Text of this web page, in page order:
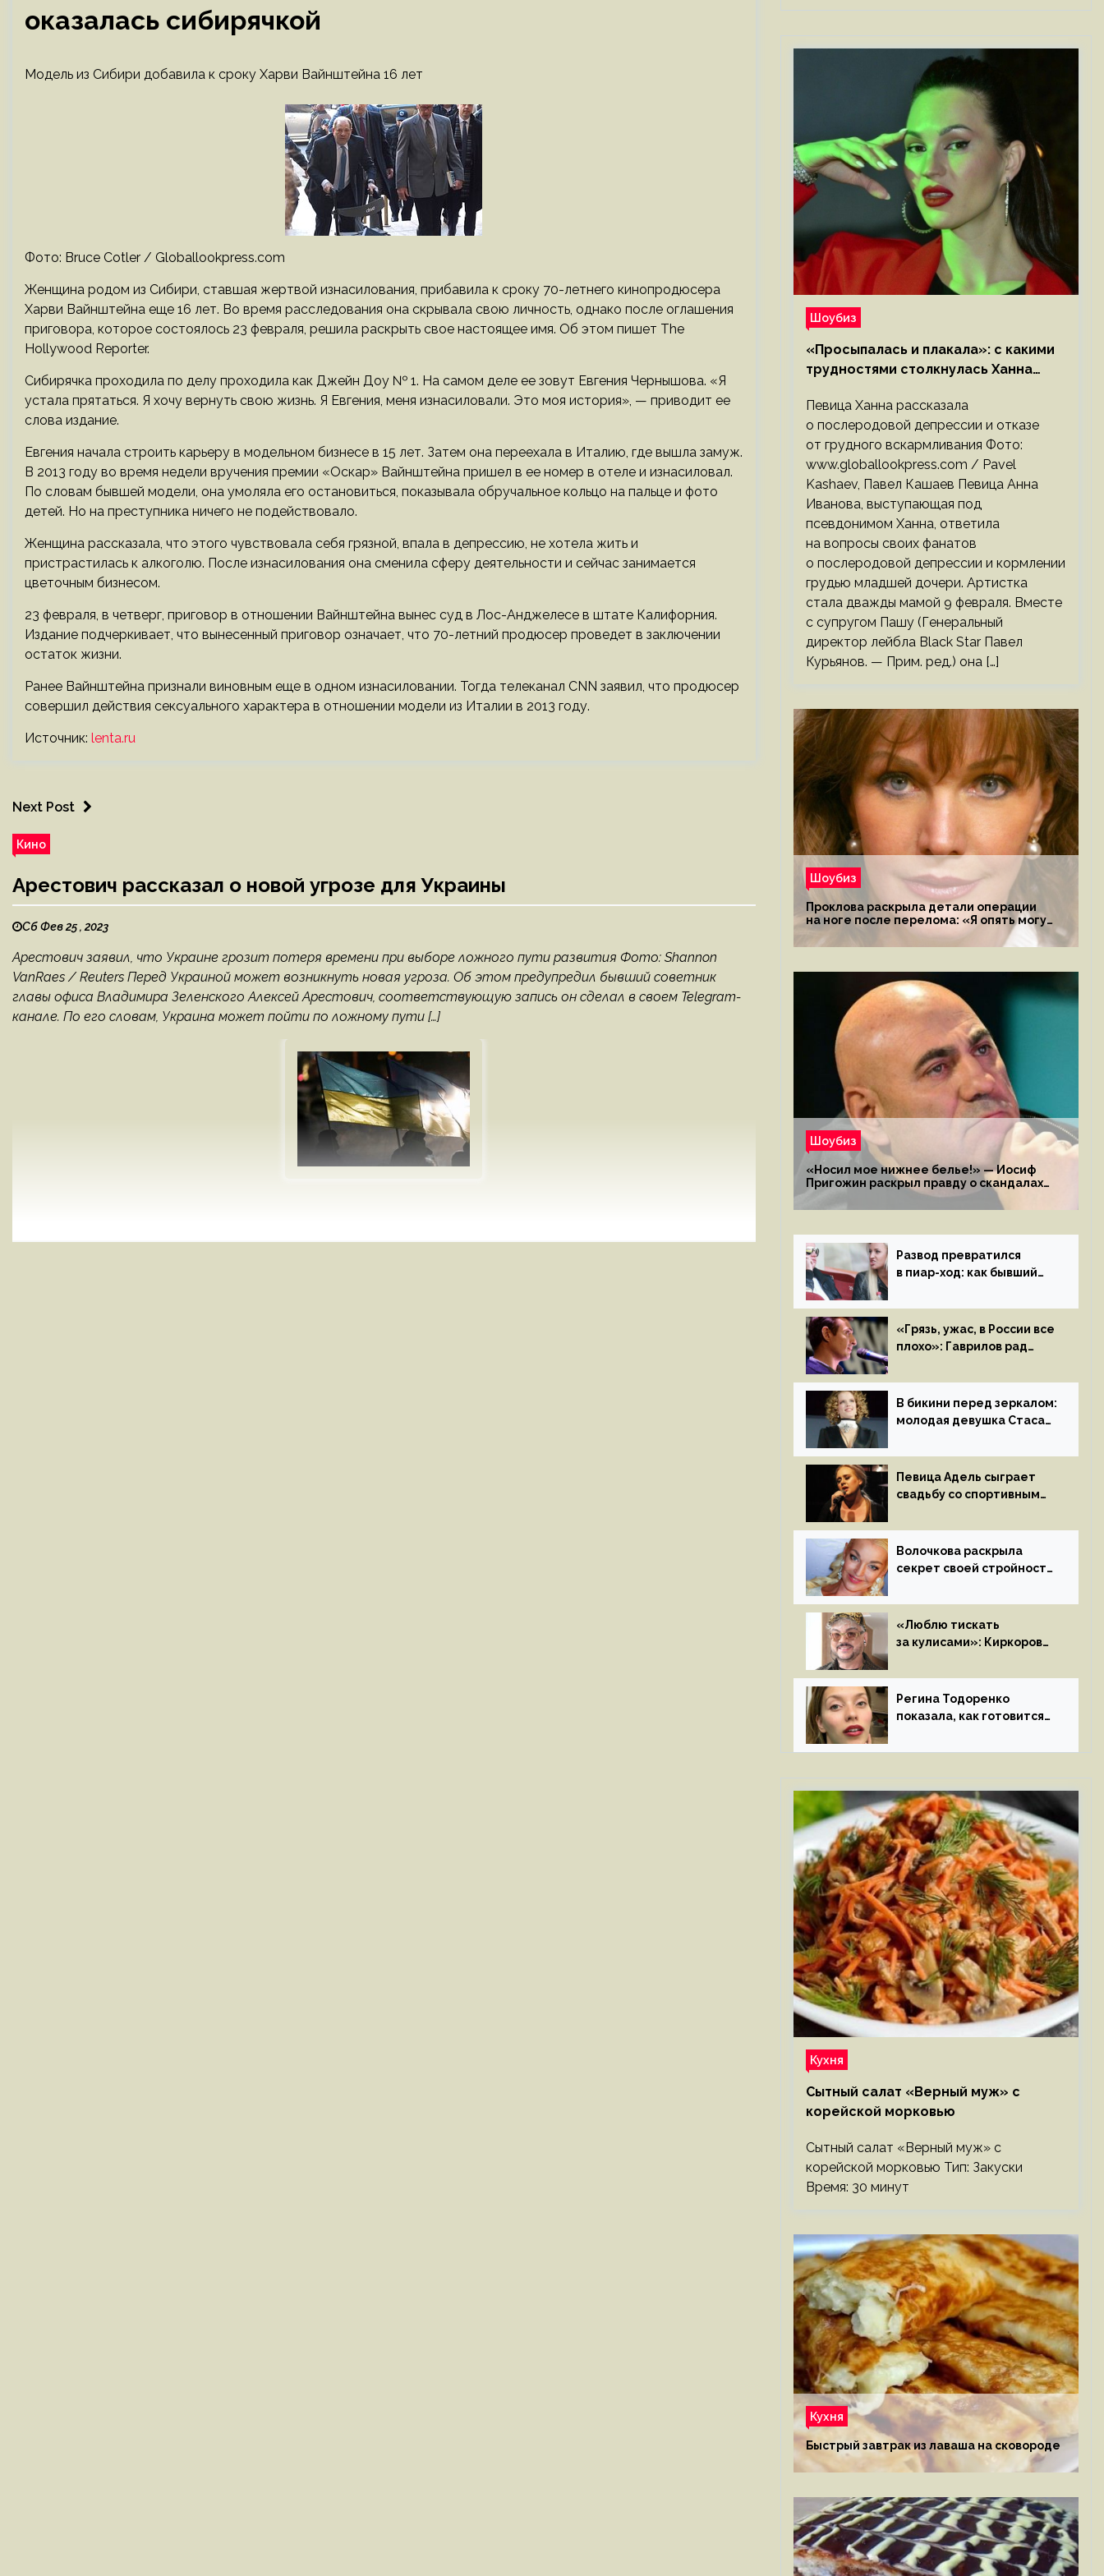
оказалась сибирячкой
Модель из Сибири добавила к сроку Харви Вайнштейна 16 лет
Фото: Bruce Cotler / Globallookpress.com
Женщина родом из Сибири, ставшая жертвой изнасилования, прибавила к сроку 70-летнего кинопродюсера
Харви Вайнштейна еще 16 лет. Во время расследования она скрывала свою личность, однако после оглашения
приговора, которое состоялось 23 февраля, решила раскрыть свое настоящее имя. Об этом пишет The
Hollywood Reporter.
Сибирячка проходила по делу проходила как Джейн Доу № 1. На самом деле ее зовут Евгения Чернышова. «Я
устала прятаться. Я хочу вернуть свою жизнь. Я Евгения, меня изнасиловали. Это моя история», — приводит ее
слова издание.
Евгения начала строить карьеру в модельном бизнесе в 15 лет. Затем она переехала в Италию, где вышла замуж.
В 2013 году во время недели вручения премии «Оскар» Вайнштейна пришел в ее номер в отеле и изнасиловал.
По словам бывшей модели, она умоляла его остановиться, показывала обручальное кольцо на пальце и фото
детей. Но на преступника ничего не подействовало.
Женщина рассказала, что этого чувствовала себя грязной, впала в депрессию, не хотела жить и
пристрастилась к алкоголю. После изнасилования она сменила сферу деятельности и сейчас занимается
цветочным бизнесом.
23 февраля, в четверг, приговор в отношении Вайнштейна вынес суд в Лос-Анджелесе в штате Калифорния.
Издание подчеркивает, что вынесенный приговор означает, что 70-летний продюсер проведет в заключении
остаток жизни.
Ранее Вайнштейна признали виновным еще в одном изнасиловании. Тогда телеканал CNN заявил, что продюсер
совершил действия сексуального характера в отношении модели из Италии в 2013 году.
Источник: lenta.ru
Next Post
Кино
Арестович рассказал о новой угрозе для Украины
Сб Фев 25 , 2023
Арестович заявил, что Украине грозит потеря времени при выборе ложного пути развития Фото: Shannon
VanRaes / Reuters Перед Украиной может возникнуть новая угроза. Об этом предупредил бывший советник
главы офиса Владимира Зеленского Алексей Арестович, соответствующую запись он сделал в своем Telegram-
канале. По его словам, Украина может пойти по ложному пути […]
Шоубиз
«Просыпалась и плакала»: с какими
трудностями столкнулась Ханна
Певица Ханна рассказала
о послеродовой депрессии и отказе
от грудного вскармливания Фото:
www.globallookpress.com / Pavel
Kashaev, Павел Кашаев Певица Анна
Иванова, выступающая под
псевдонимом Ханна, ответила
на вопросы своих фанатов
о послеродовой депрессии и кормлении
грудью младшей дочери. Артистка
стала дважды мамой 9 февраля. Вместе
с супругом Пашу (Генеральный
директор лейбла Black Star Павел
Курьянов. — Прим. ред.) она […]
Шоубиз
Проклова раскрыла детали операции
на ноге после перелома: «Я опять могу
ходить»
Шоубиз
«Носил мое нижнее белье!» — Иосиф
Пригожин раскрыл правду о скандалах
с мужем своей экс-жены
Развод превратился
в пиар-ход: как бывший
популярной
«Грязь, ужас, в России все
плохо»: Гаврилов рад
иноагентов
В бикини перед зеркалом:
молодая девушка Стаса
на камеру
Певица Адель сыграет
свадьбу со спортивным
этим летом
Волочкова раскрыла
секрет своей стройности:
страстные…»
«Люблю тискать
за кулисами»: Киркоров
к молодой особе
Регина Тодоренко
показала, как готовится
ребенка
Кухня
Сытный салат «Верный муж» с
корейской морковью
Сытный салат «Верный муж» с
корейской морковью Тип: Закуски
Время: 30 минут
Кухня
Быстрый завтрак из лаваша на сковороде